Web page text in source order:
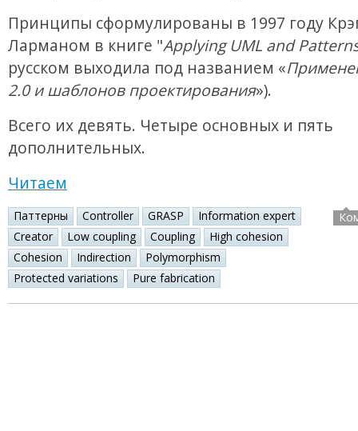
Принципы сформулированы в 1997 году
Ларманом в книге "Applying UML and
русском выходила под названием «
2.0 и шаблонов проектирования»).
Всего их девять. Четыре основных и пять
дополнительных.
Читаем
Паттерны Controller GRASP
Information expert
Creator
Low coupling Coupling
High cohesion
Cohesion
Indirection
Polymorphism
Protected variations
Pure fabrication